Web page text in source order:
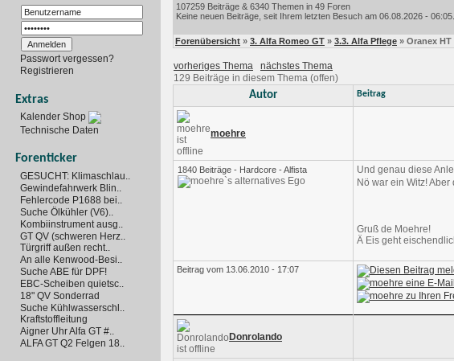
Passwort vergessen?
Registrieren
Extras
Kalender Shop
Technische Daten
Forenticker
GESUCHT: Klimaschlau..
Gewindefahrwerk Blin..
Fehlercode P1688 bei..
Suche Ölkühler (V6)..
Kombiinstrument ausg..
GT QV (schweren Herz..
Türgriff außen recht..
An alle Kenwood-Besi..
Suche ABE für DPF!
EBC-Scheiben quietsc..
18" QV Sonderrad
Suche Kühlwasserschl..
Kraftstoffleitung
Aigner Uhr Alfa GT #..
ALFA GT Q2 Felgen 18..
107259 Beiträge & 6340 Themen in 49 Foren
Keine neuen Beiträge, seit Ihrem letzten Besuch am 06.08.2026 - 06:05.
Forenübersicht » 3. Alfa Romeo GT » 3.3. Alfa Pflege » Oranex
vorheriges Thema
nächstes Thema
129 Beiträge in diesem Thema (offen)
Autor Beitrag
moehre
1840 Beiträge - Hardcore - Alfista
Und genau diese
Nö war ein Witz!
Gruß de Moehre!
Ä Eis geht
Beitrag vom 13.06.2010 - 17:07
Donrolando